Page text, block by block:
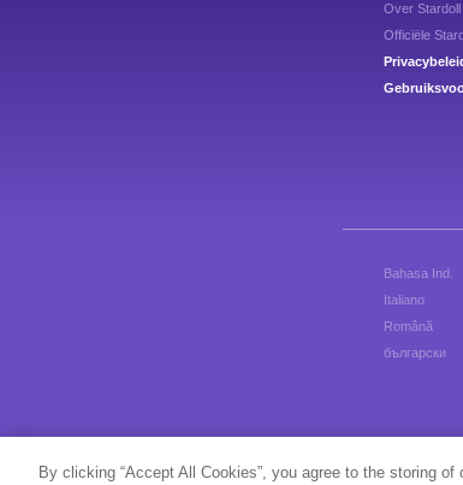
Over Stardoll
Officiële
Bahasa Ind.
Italiano
Română
български
By clicking “Accept All Cookies”, you agree to the storing